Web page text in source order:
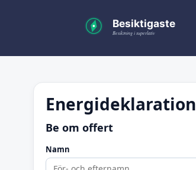
Energideklaration
Be om offert
Namn